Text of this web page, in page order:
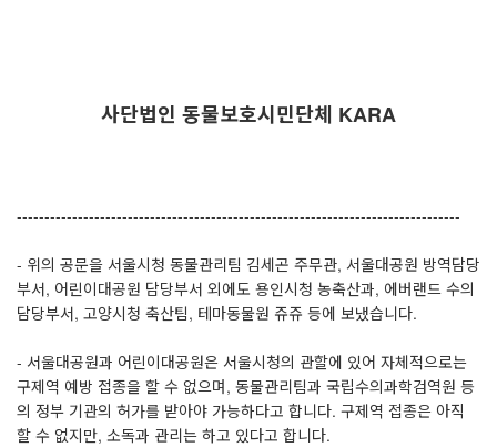
사단법인 동물보호시민단체 KARA
--------------------------------------------------------------------------------
- 위의 공문을 서울시청 동물관리팀 김세곤 주무관, 서울대공원 방역담당
부서, 어린이대공원 담당부서 외에도 용인시청 농축산과, 에버랜드 수의
담당부서, 고양시청 축산팀, 테마동물원 쥬쥬 등에 보냈습니다.
- 서울대공원과 어린이대공원은 서울시청의 관할에 있어 자체적으로는
구제역 예방 접종을 할 수 없으며, 동물관리팀과 국립수의과학검역원 등
의 정부 기관의 허가를 받아야 가능하다고 합니다. 구제역 접종은 아직
할 수 없지만, 소독과 관리는 하고 있다고 합니다.